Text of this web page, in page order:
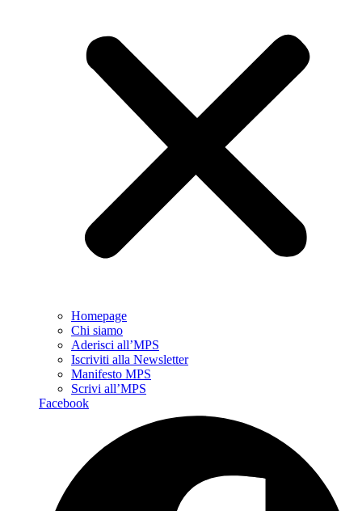
Homepage
Chi siamo
Aderisci all’MPS
Iscriviti alla Newsletter
Manifesto MPS
Scrivi all’MPS
Facebook